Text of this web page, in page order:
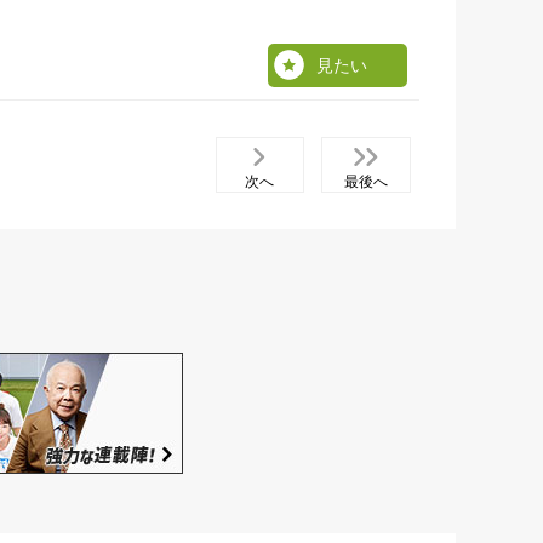
見たい
次へ 最後へ